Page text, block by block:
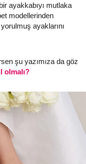
ayakkabıyı mutlaka
modellerinden
ayaklarını
şu yazımıza da göz
olmalı?